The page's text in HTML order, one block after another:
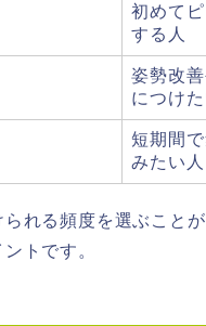
初めて
する人
姿勢改
につけた
短期間
みたい人
れる頻度を選ぶこと
トです。